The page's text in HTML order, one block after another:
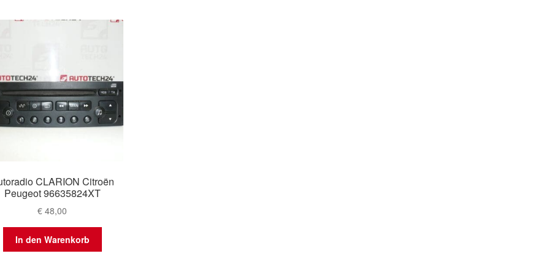
CLARION Citroën
Peugeot 96635824XT
€ 48,00
In den Warenkorb